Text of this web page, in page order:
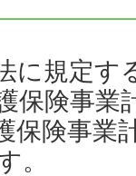
に規定す
保険事業
保険事業
。